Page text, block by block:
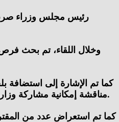
وخلال اللقاء، تم بحث
مناقشة إمكانية مشاركة وزارة السياحة والآثار ضمن الجناح المصري المشارك بالمعرض، بما يسهم في إبراز المقومات السياحية والأثرية الفريدة التي يتمتع بها المقصد السياحي المصري.
كما تم استعراض عدد من